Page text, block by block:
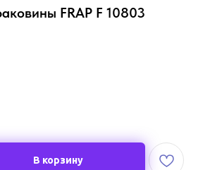
FRAP F 10803
В корзину